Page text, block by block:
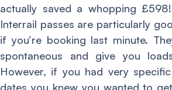
actually saved a whopping
Interrail passes are particularly
if you’re booking last minute.
spontaneous and give you
However, if you had very
dates you knew you wanted to